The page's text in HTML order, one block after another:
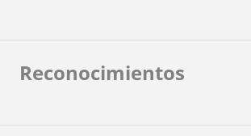
Reconocimientos